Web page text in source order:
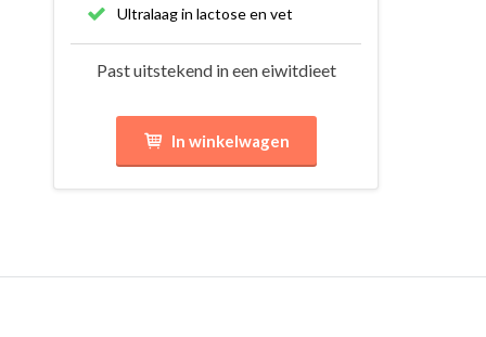
Ultralaag in lactose en vet
Past uitstekend in een eiwitdieet
In winkelwagen